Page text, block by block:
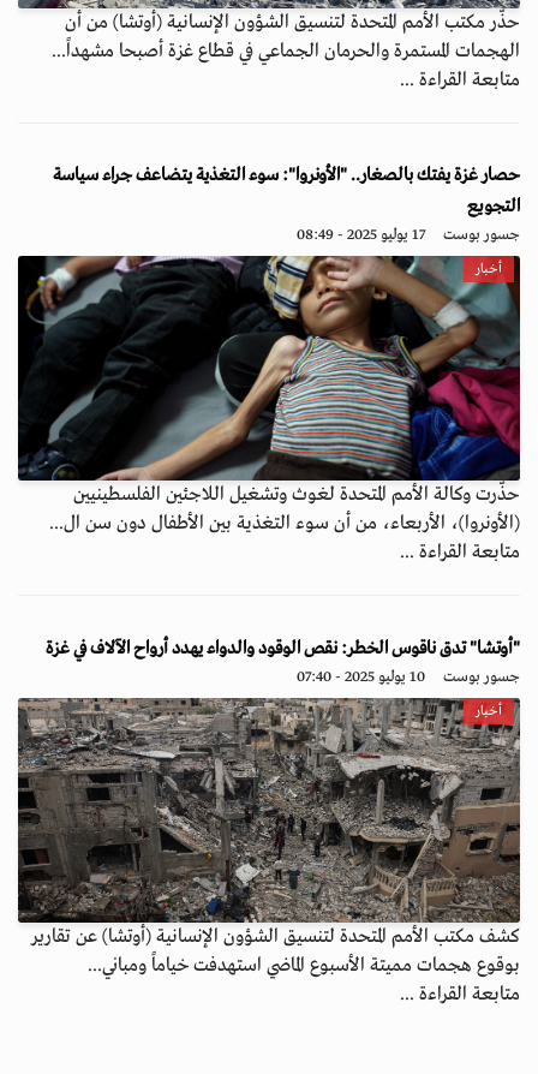
حذّر مكتب الأمم المتحدة لتنسيق الشؤون الإنسانية (أوتشا) من أن
الهجمات المستمرة والحرمان الجماعي في قطاع غزة أصبحا مشهداً...
متابعة القراءة ...
حصار غزة يفتك بالصغار.. "الأونروا": سوء التغذية يتضاعف جراء سياسة
التجويع
جسور بوست 17 يوليو 2025 - 08:49
أخبار
حذّرت وكالة الأمم المتحدة لغوث وتشغيل اللاجئين الفلسطينيين
(الأونروا)، الأربعاء، من أن سوء التغذية بين الأطفال دون سن ال...
متابعة القراءة ...
"أوتشا" تدق ناقوس الخطر: نقص الوقود والدواء يهدد أرواح الآلاف في غزة
جسور بوست 10 يوليو 2025 - 07:40
أخبار
كشف مكتب الأمم المتحدة لتنسيق الشؤون الإنسانية (أوتشا) عن تقارير
بوقوع هجمات مميتة الأسبوع الماضي استهدفت خياماً ومباني...
متابعة القراءة ...